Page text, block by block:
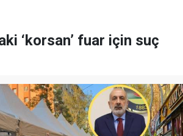
‘korsan’ fuar için suç